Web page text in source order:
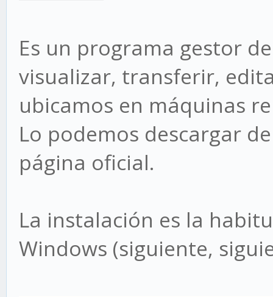
Es un programa gestor
visualizar, transferir,
ubicamos en máquinas
Lo podemos descargar
página oficial.
La instalación es la
Windows (siguiente,